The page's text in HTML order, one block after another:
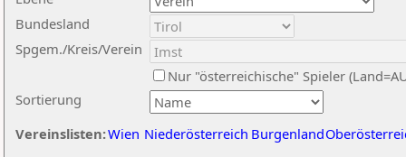
Sortierung
Bundesland
Spgem./Kreis/Verein
Nur "österreichische" Spieler
Vereinslisten:Wien Niederösterreich Burgenland